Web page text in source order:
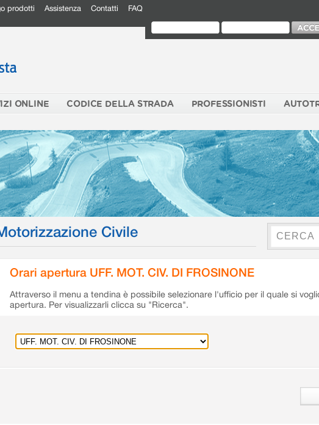
prodotti Assistenza Contatti FAQ
ONLINE CODICE DELLA STRADA PROFESSIONISTI
Civile
Orari apertura UFF. MOT. CIV. DI FROSINONE
Attraverso il menu a tendina è possibile selezionare l'ufficio per il quale si
apertura. Per visualizzarli clicca su "Ricerca".